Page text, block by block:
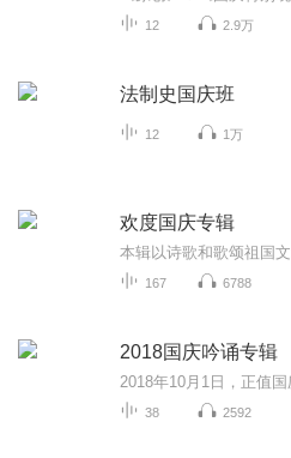
12 2.9万
法制史国庆班
12 1万
欢度国庆专辑
167 6788
2018国庆吟诵专辑
38 2592